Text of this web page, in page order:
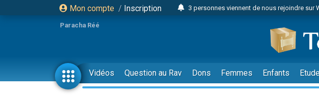
Mon compte / Inscription
3 personnes viennent de nous rejoindre sur
8 personnes viennent de faire un don
4 personnes viennent de faire un don
Nouvelle émission radio : Visions de
61 personnes viennent de demander une
Paracha Réé
Vidéos Question au Rav Dons Femmes Enfants